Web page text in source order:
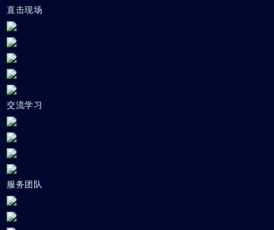
直击现场
交流学习
服务团队